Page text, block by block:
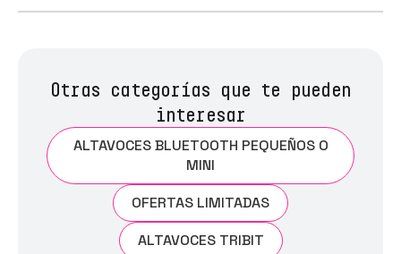
Otras categorías que te pueden
interesar
ALTAVOCES BLUETOOTH PEQUEÑOS O
MINI
OFERTAS LIMITADAS
ALTAVOCES TRIBIT